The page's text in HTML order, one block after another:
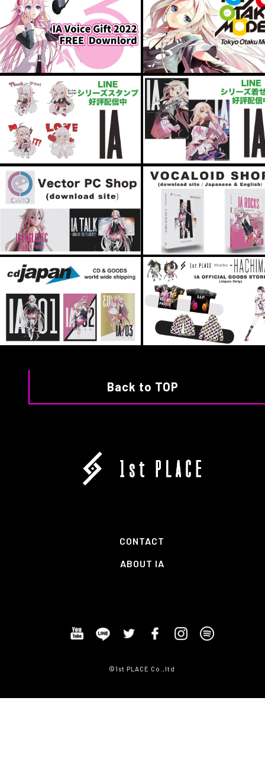
Back to TOP
CONTACT
ABOUT IA
©1st PLACE Co.,ltd